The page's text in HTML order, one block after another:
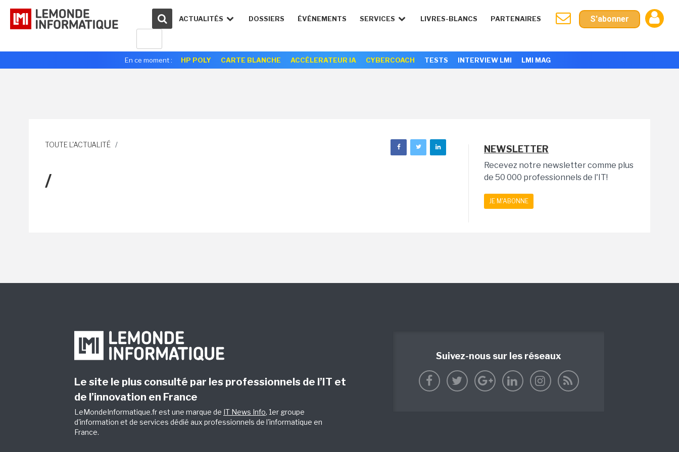
ACTUALITÉS DOSSIERS ÉVÉNEMENTS SERVICES LIVRES-BLANCS PARTENAIRES S'abonner
En ce moment : HP POLY CARTE BLANCHE ACCÉLERATEUR IA CYBERCOACH TESTS INTERVIEW LMI LMI MAG
TOUTE L'ACTUALITÉ /
/
NEWSLETTER
Recevez notre newsletter comme plus
de 50 000 professionnels de l'IT!
JE M'ABONNE
Le site le plus consulté par les professionnels de l’IT et
de l’innovation en France
LeMondeInformatique.fr est une marque de IT News Info, 1er groupe
d'information et de services dédié aux professionnels de l'informatique en
France.
Suivez-nous sur les réseaux